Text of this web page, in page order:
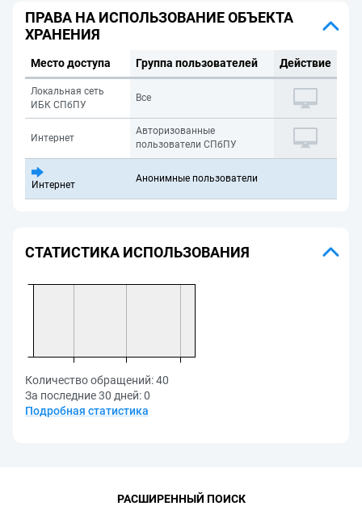
ПРАВА НА ИСПОЛЬЗОВАНИЕ ОБЪЕКТА
ХРАНЕНИЯ
Место доступа Группа пользователей Действие
Локальная сеть
ИБК СПбПУ
Все
Интернет
Авторизованные
пользователи СПбПУ
Интернет
Анонимные пользователи
СТАТИСТИКА ИСПОЛЬЗОВАНИЯ
Количество обращений:40
За последние 30 дней:0
Подробная статистика
РАСШИРЕННЫЙ ПОИСК